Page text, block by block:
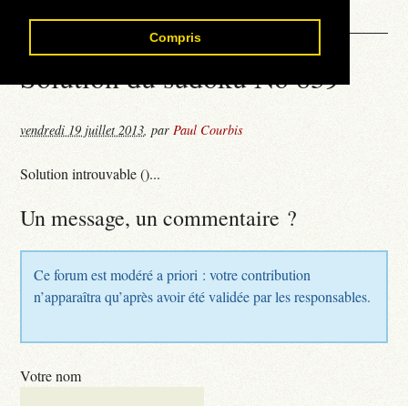
Compris
Contact
Solution du sudoku No 839
vendredi 19 juillet 2013,parPaul Courbis
Solution introuvable ()...
Un message, un commentaire ?
Ce forum est modéré a priori : votre contribution
n’apparaîtra qu’après avoir été validée par les responsables.
Votre nom